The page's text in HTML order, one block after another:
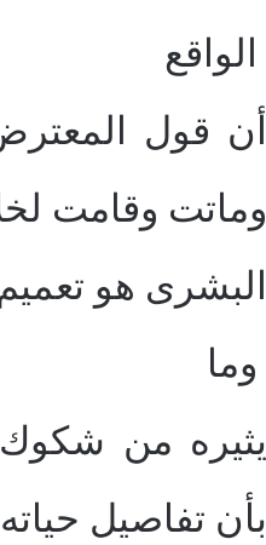
الواقع
أن قول
وماتت وقامت
البشرى هو
وما
يثيره من شكوك
بأن تفاصيل